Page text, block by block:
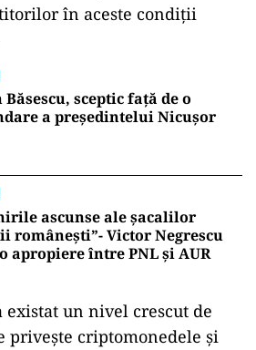
în aceste condiții
sceptic față de o
a președintelui Nicușor
ascunse ale șacalilor
românești”- Victor Negrescu
apropiere între PNL și AUR
existat un nivel crescut de
privește criptomonedele și